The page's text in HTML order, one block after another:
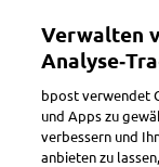
Toggle navigation
Verwalten
bpost verwendet
und Apps zu
verbessern und
anbieten zu